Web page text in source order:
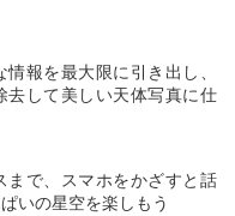
報を最大限に引き出し、
して美しい天体写真に仕
まで、スマホをかざすと話
いの星空を楽しもう